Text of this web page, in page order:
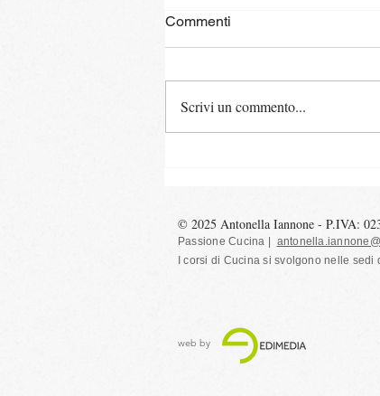
Commenti
Scrivi un commento...
© 2025 Antonella Iannone - P.IVA:
Passione Cucina |
I corsi di Cucina si svolgono nelle sedi
web by